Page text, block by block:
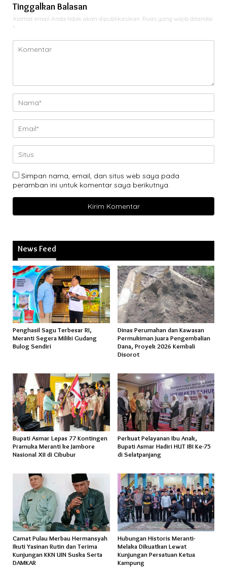
Tinggalkan Balasan
Alamat email Anda tidak akan dipublikasikan. Ruas yang wajib ditandai
*
Simpan nama, email, dan situs web saya pada
peramban ini untuk komentar saya berikutnya.
News Feed
Penghasil Sagu Terbesar RI,
Meranti Segera Miliki Gudang
Bulog Sendiri
Dinas Perumahan dan Kawasan
Permukiman Juara Pengembalian
Dana, Proyek 2026 Kembali
Disorot
Bupati Asmar Lepas 77 Kontingen
Pramuka Meranti ke Jambore
Nasional XII di Cibubur
Perkuat Pelayanan Ibu Anak,
Bupati Asmar Hadiri HUT IBI Ke-75
di Selatpanjang
Camat Pulau Merbau Hermansyah
Ikuti Yasinan Rutin dan Terima
Kunjungan KKN UIN Suska Serta
DAMKAR
Hubungan Historis Meranti-
Melaka Dikuatkan Lewat
Kunjungan Persatuan Ketua
Kampung